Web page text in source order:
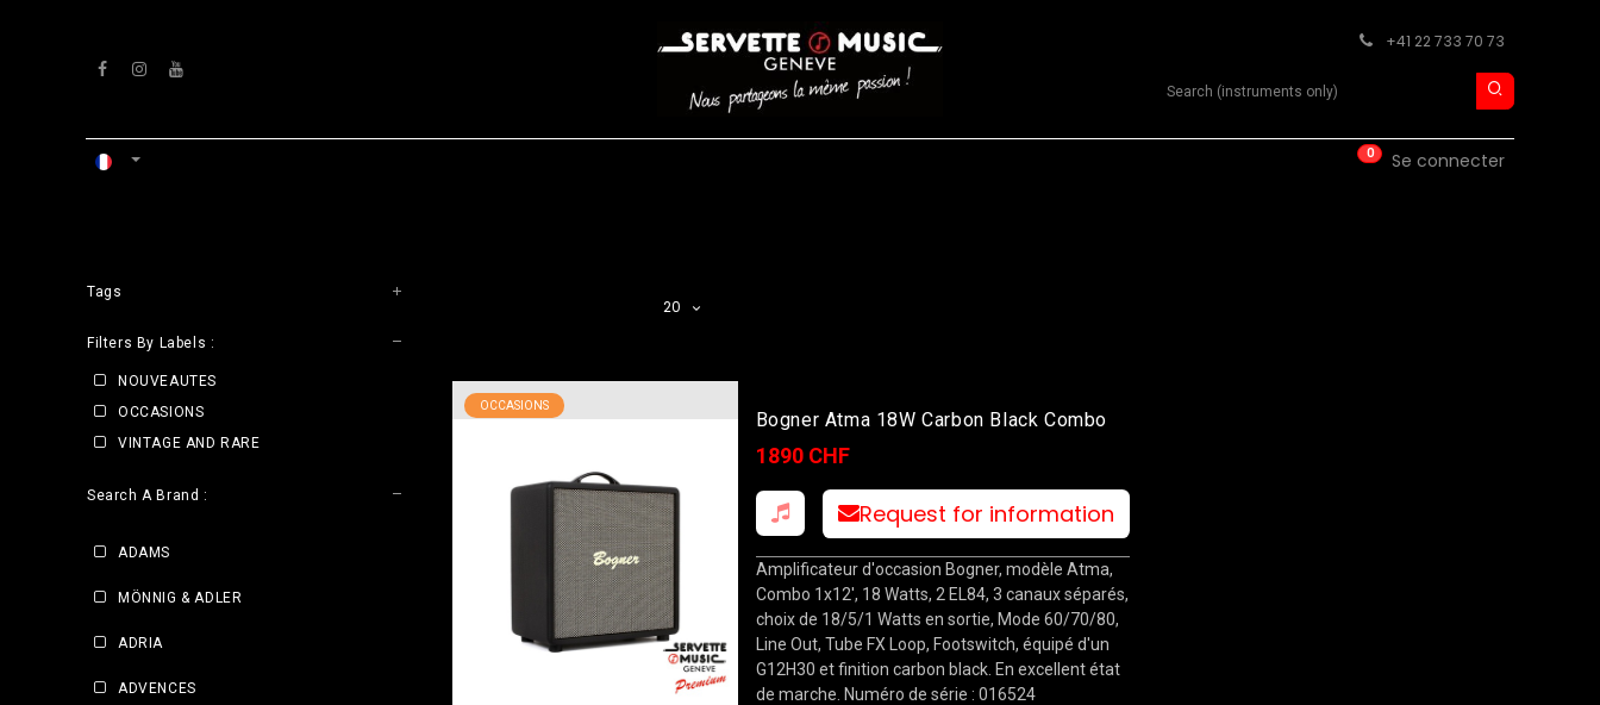
+41 22 733 70 73
Search product
0 Se connecter
Tags
Filters By Labels :
NOUVEAUTES
OCCASIONS
VINTAGE AND RARE
Search A Brand :
ADAMS
MÖNNIG & ADLER
ADRIA
ADVENCES
20
OCCASIONS
Bogner Atma 18W Carbon Black Combo
1890 CHF
Request for information
Amplificateur d'occasion Bogner, modèle Atma,
Combo 1x12', 18 Watts, 2 EL84, 3 canaux séparés,
choix de 18/5/1 Watts en sortie, Mode 60/70/80,
Line Out, Tube FX Loop, Footswitch, équipé d'un
G12H30 et finition carbon black. En excellent état
de marche. Numéro de série : 016524